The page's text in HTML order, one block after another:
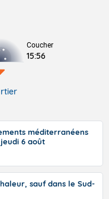
Coucher
15:56
méditerranéens
6 août
sauf dans le Sud-